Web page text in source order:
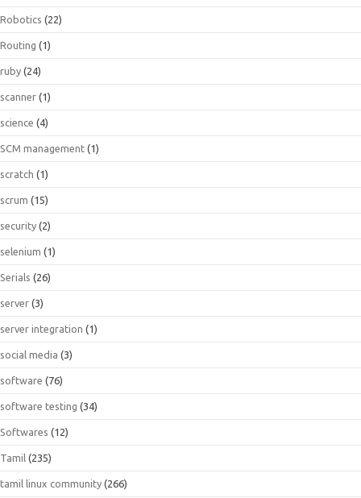
Robotics (22)
Routing (1)
ruby (24)
scanner (1)
science (4)
SCM management (1)
scratch (1)
scrum (15)
security (2)
selenium (1)
Serials (26)
server (3)
server integration (1)
social media (3)
software (76)
software testing (34)
Softwares (12)
Tamil (235)
tamil linux community (266)